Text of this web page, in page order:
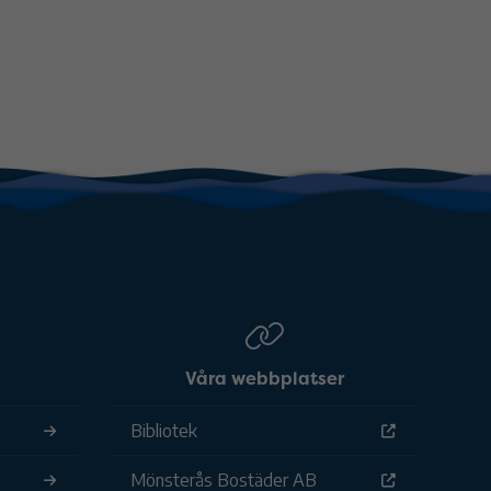
Våra webbplatser
Bibliotek
Mönsterås Bostäder AB